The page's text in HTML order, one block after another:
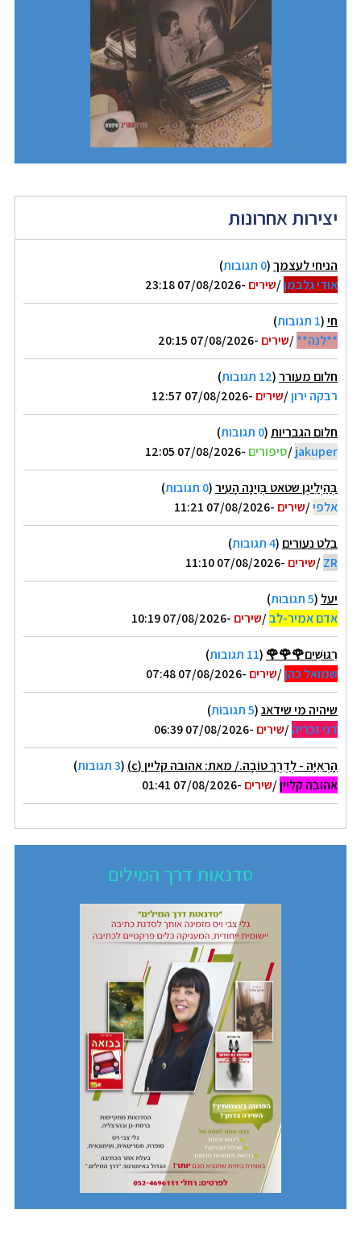
יצירות אחרונות
הניחי לעצמך(0 תגובות
)
אודי גלבמן/שירים -07/08/2026 23:18
חי(1 תגובות
)
**לנה**/שירים -07/08/2026 20:15
חלום מעורר(12 תגובות
)
רבקה ירון/שירים -07/08/2026 12:57
חלום הגבריות(0 תגובות
)
jakuper
/סיפורים -07/08/2026 12:05
בְּהַיְלִיגֶן שטאט בְּוִינָה הָעִיר(0 תגובות
)
אלפי/שירים -07/08/2026 11:21
בלט נעורים (4 תגובות
)
ZR
/שירים -07/08/2026 11:10
יעל (5 תגובות
)
אדם אמיר-לב/שירים -07/08/2026 10:19
רִגּוּשִׁים🌹🌹🌹 (11 תגובות
)
שמואל כהן/שירים -07/08/2026 07:48
שיהיה מי שידאג(5 תגובות
)
דני זכריה/שירים -07/08/2026 06:39
הָרְאִיָּה - לְדֶרֶךְ טוֹבָה./ מאת: אהובה קליין (c) (3 תגובות
)
אהובה קליין/שירים -07/08/2026 01:41
סדנאות דרך המילים